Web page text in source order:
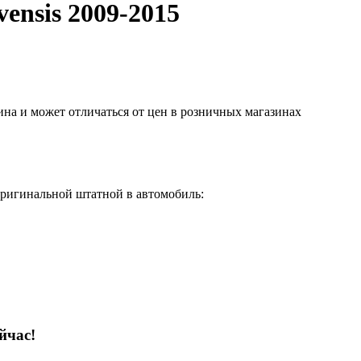
2009-2015
и может отличаться от цен в розничных магазинах
штатной в автомобиль: